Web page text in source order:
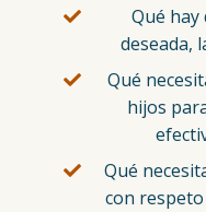
Qué hay
deseada,
Qué
hijos
Qué
con